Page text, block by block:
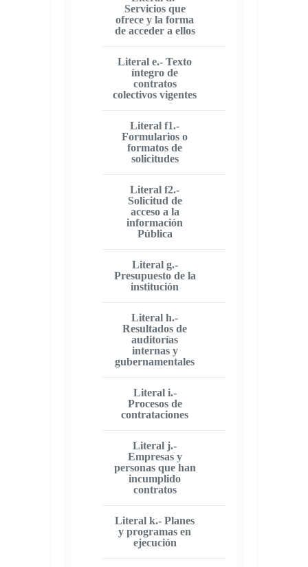
Servicios que
ofrece y la forma
de acceder a ellos
Literal e.- Texto
íntegro de
contratos
colectivos vigentes
Literal f1.-
Formularios o
formatos de
solicitudes
Literal f2.-
Solicitud de
acceso a la
información
Pública
Literal g.-
Presupuesto de la
institución
Literal h.-
Resultados de
auditorías
internas y
gubernamentales
Literal i.-
Procesos de
contrataciones
Literal j.-
Empresas y
personas que han
incumplido
contratos
Literal k.- Planes
y programas en
ejecución